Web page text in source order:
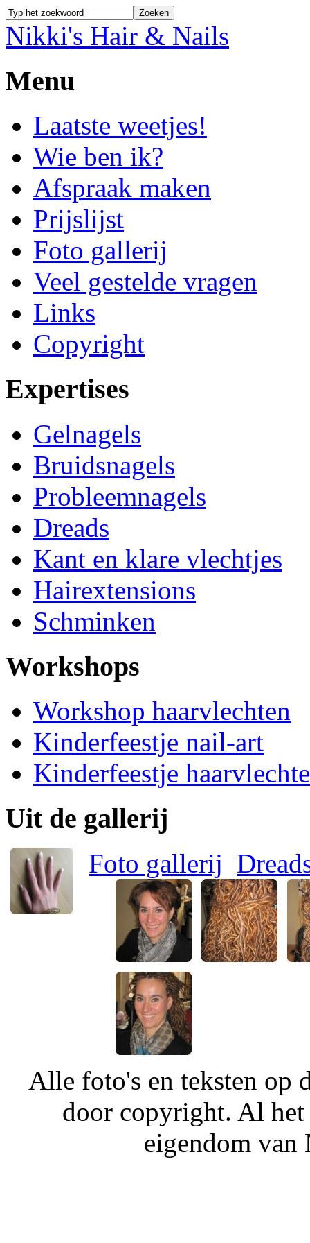
Nikki's Hair & Nails
Menu
Laatste weetjes!
Wie ben ik?
Afspraak maken
Prijslijst
Foto gallerij
Veel gestelde vragen
Links
Copyright
Expertises
Gelnagels
Bruidsnagels
Probleemnagels
Dreads
Kant en klare vlechtjes
Hairextensions
Schminken
Workshops
Workshop haarvlechten
Kinderfeestje nail-art
Kinderfeestje
Uit de gallerij
Foto gallerij
Alle foto's en teksten op
door copyright. Al het
eigendom